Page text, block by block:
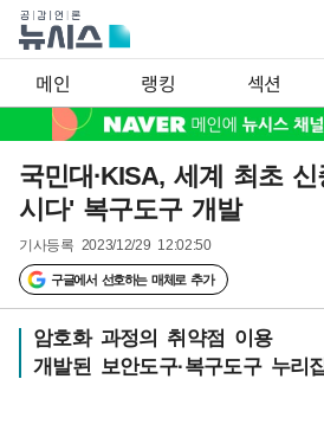
메인 랭킹 섹션
국민대·KISA, 세계 최초
시다' 복구도구 개발
기사등록 2023/12/29 12:02:50
구글에서 선호하는 매체로 추가
암호화 과정의 취약점 이용
개발된 보안도구·복구도구 누리